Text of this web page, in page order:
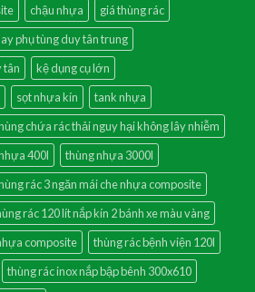
chậu nhựa
giá thùng rác
phụ tùng duy tân trung
tân
kệ dụng cụ lớn
sọt nhựa kín
tank nhựa
chứa rác thải nguy hại không lây nhiễm
400l
thùng nhựa 3000l
rác 3 ngăn mái che nhựa composite
rác 120 lít nắp kín 2 bánh xe màu vàng
composite
thùng rác bệnh viện 120l
thùng rác inox nắp bập bênh 300x610